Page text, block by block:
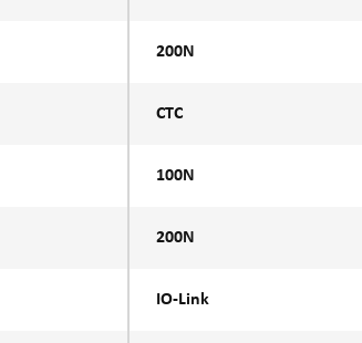
200N
CTC
100N
200N
IO-Link